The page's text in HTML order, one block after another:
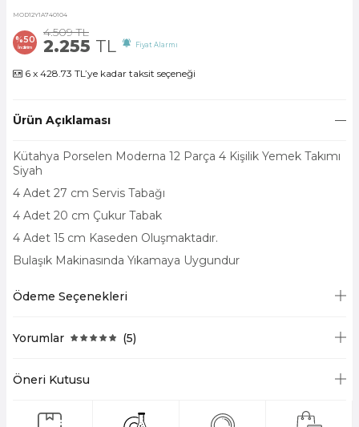
MOD12Y1A740104
%50
İndirim
4.509TL
2.255 TL Fiyat Alarmı
6 x 428.73 TL’ye kadar taksit seçeneği
Ürün Açıklaması
Kütahya Porselen Moderna 12 Parça 4 Kişilik Yemek Takımı
Siyah
4 Adet 27 cm Servis Tabağı
4 Adet 20 cm Çukur Tabak
4 Adet 15 cm Kaseden Oluşmaktadır.
Bulaşık Makinasında Yıkamaya Uygundur
Ödeme Seçenekleri
Yorumlar (5)
Öneri Kutusu